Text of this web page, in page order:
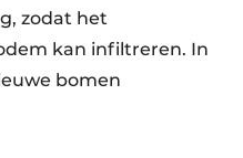
zodat het
kan infiltreren. In
bomen